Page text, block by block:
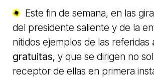
Este fin de semana, en las
del presidente saliente y de la
nítidos ejemplos de las referidas
gratuitas, y que se dirigen no
receptor de ellas en primera